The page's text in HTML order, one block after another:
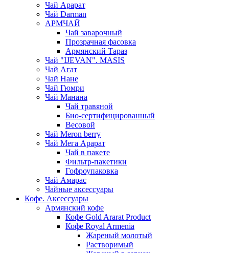
Чай Арарат
Чай Darman
АРМЧАЙ
Чай заварочный
Прозрачная фасовка
Армянский Тараз
Чай "IJEVAN". MASIS
Чай Агат
Чай Нане
Чай Гюмри
Чай Манана
Чай травяной
Био-сертифицированный
Весовой
Чай Meron berry
Чай Мега Арарат
Чай в пакете
Фильтр-пакетики
Гофроупаковка
Чай Амарас
Чайные аксессуары
Кофе. Аксессуары
Армянский кофе
Кофе Gold Ararat Product
Кофе Royal Armenia
Жареный молотый
Растворимый